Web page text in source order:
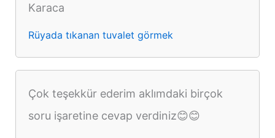
Karaca
Rüyada tıkanan tuvalet görmek
Çok teşekkür ederim aklımdaki birçok
soru işaretine cevap verdiniz😊😊